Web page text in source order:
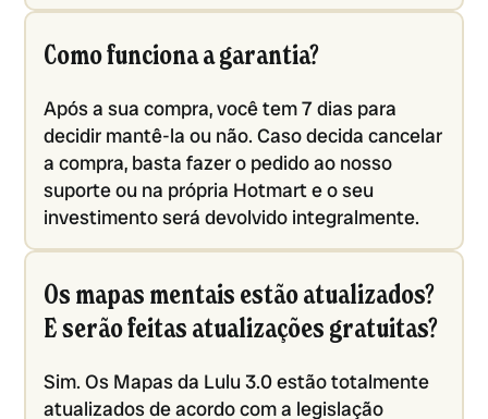
Como funciona a garantia?
Após a sua compra, você tem 7 dias para
decidir mantê-la ou não. Caso decida cancelar
a compra, basta fazer o pedido ao nosso
suporte ou na própria Hotmart e o seu
investimento será devolvido integralmente.
Os mapas mentais estão atualizados?
E serão feitas atualizações gratuitas?
Sim. Os Mapas da Lulu 3.0 estão totalmente
atualizados de acordo com a legislação